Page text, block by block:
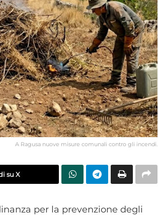
A Ragusa nuove misure comunali contro gli incendi.
su X
per la prevenzione degli